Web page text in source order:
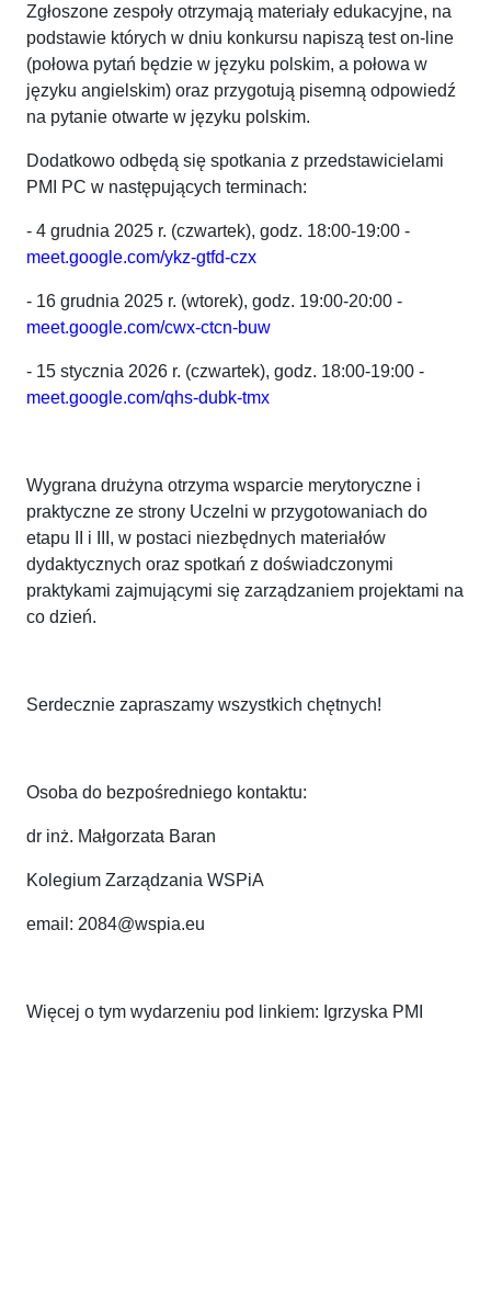
Zgłoszone zespoły otrzymają materiały edukacyjne, na
podstawie których w dniu konkursu napiszą test on-line
(połowa pytań będzie w języku polskim, a połowa w
języku angielskim) oraz przygotują pisemną odpowiedź
na pytanie otwarte w języku polskim.
Dodatkowo odbędą się spotkania z przedstawicielami
PMI PC w następujących terminach:
- 4 grudnia 2025 r. (czwartek), godz. 18:00-19:00 -
meet.google.com/ykz-gtfd-czx
- 16 grudnia 2025 r. (wtorek), godz. 19:00-20:00 -
meet.google.com/cwx-ctcn-buw
- 15 stycznia 2026 r. (czwartek), godz. 18:00-19:00 -
meet.google.com/qhs-dubk-tmx
Wygrana drużyna otrzyma wsparcie merytoryczne i
praktyczne ze strony Uczelni w przygotowaniach do
etapu II i III, w postaci niezbędnych materiałów
dydaktycznych oraz spotkań z doświadczonymi
praktykami zajmującymi się zarządzaniem projektami na
co dzień.
Serdecznie zapraszamy wszystkich chętnych!
Osoba do bezpośredniego kontaktu:
dr inż. Małgorzata Baran
Kolegium Zarządzania WSPiA
email: 2084@wspia.eu
Więcej o tym wydarzeniu pod linkiem: Igrzyska PMI